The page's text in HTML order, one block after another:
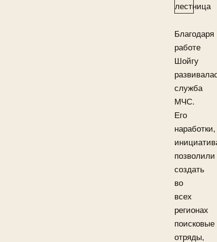
Благодаря
работе
Шойгу
служба
МЧС.
Его
наработки,
позволили
создать
во
всех
регионах
поисковые
отряды,